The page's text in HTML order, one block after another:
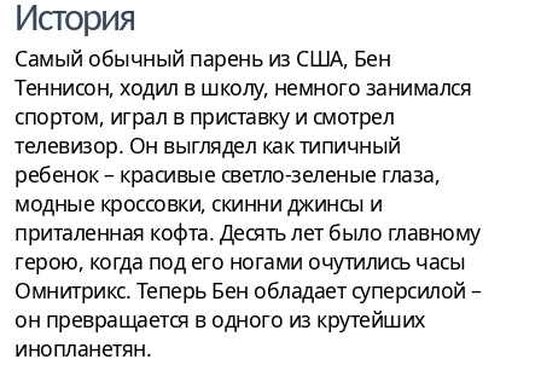
История
Самый обычный парень из США, Бен
Теннисон, ходил в школу, немного занимался
спортом, играл в приставку и смотрел
телевизор. Он выглядел как типичный
ребенок – красивые светло-зеленые глаза,
модные кроссовки, скинни джинсы и
приталенная кофта. Десять лет было главному
герою, когда под его ногами очутились часы
Омнитрикс. Теперь Бен обладает суперсилой –
он превращается в одного из крутейших
инопланетян.